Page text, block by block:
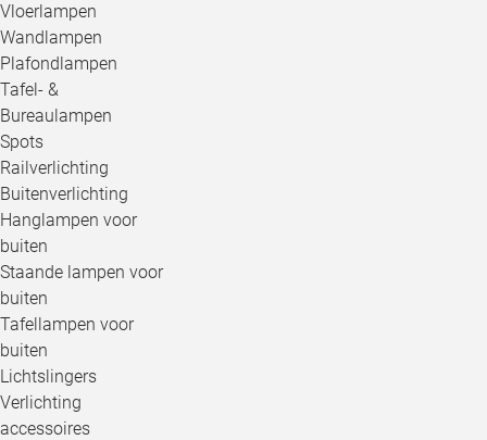
Vloerlampen
Wandlampen
Plafondlampen
Tafel- &
Bureaulampen
Spots
Railverlichting
Buitenverlichting
Hanglampen voor
buiten
Staande lampen voor
buiten
Tafellampen voor
buiten
Lichtslingers
Verlichting
accessoires